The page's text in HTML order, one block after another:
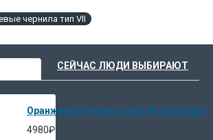
чернила тип VII
СЕЙЧАС ЛЮДИ ВЫБИРАЮТ
Оранжевые чернила тип VII (коробка)
4980₽